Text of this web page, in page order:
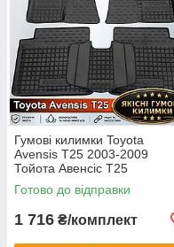
Toyota Highlander
Toyota Highlander
Toyota Hilux 7 2004-
Toyota Hilux 8 2015-...
Toyota Land Cruiser
Toyota Land Cruiser
Toyota Land Cruiser
Toyota Land Cruiser
Toyota Land Cruiser
Гумові килимки Toyota
Avensis T25 2003-2009
Тойота Авенсіс Т25
Готово до відправки
1 716 ₴/комплект